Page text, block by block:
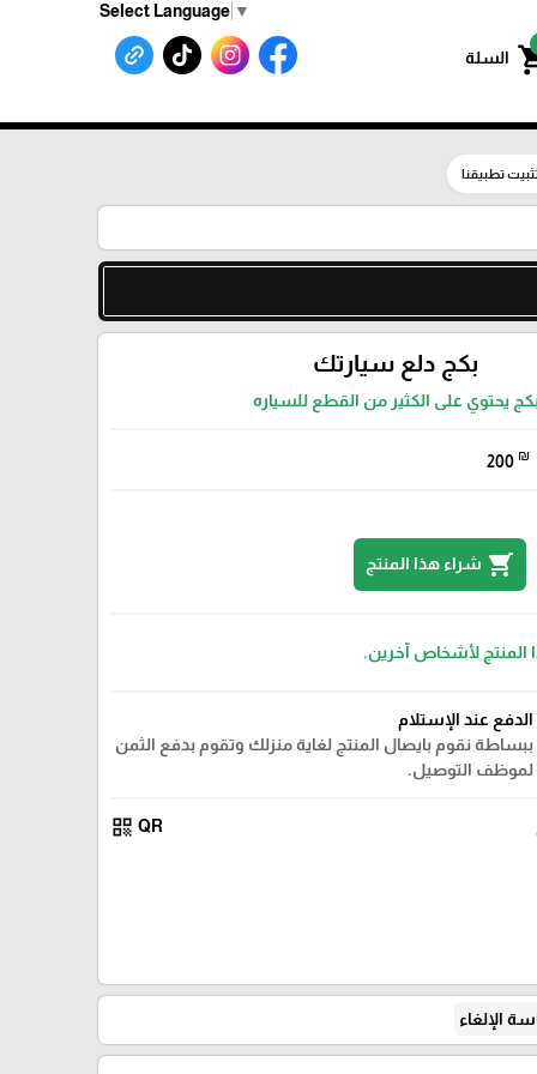
Select Language ▼
السلة
تطبيقنا
بكج دلع سيارتك
يحتوي على الكثير من القطع للسياره
200 ₪
shopping_cart شراء هذا المنتج
المنتج لأشخاص آخرين.
الدفع عند الإستلام
ببساطة نقوم بايصال المنتج لغاية منزلك وتقوم بدفع الثمن
لموظف التوصيل.
QR
qr_code
الإلغاء